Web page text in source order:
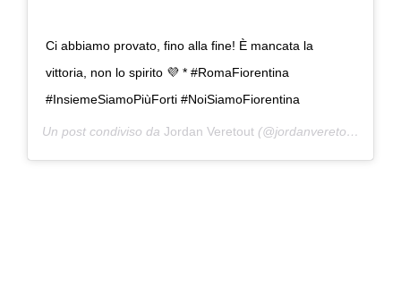
Ci abbiamo provato, fino alla fine! È mancata la
vittoria, non lo spirito 💜 * #RomaFiorentina
#InsiemeSiamoPiùForti #NoiSiamoFiorentina
Un post condiviso da Jordan Veretout (@jordanveretout17) in data: